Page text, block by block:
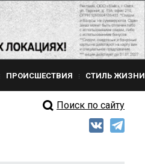
ПРОИСШЕСТВИЯ СТИЛЬ ЖИЗНИ
Поиск по сайту